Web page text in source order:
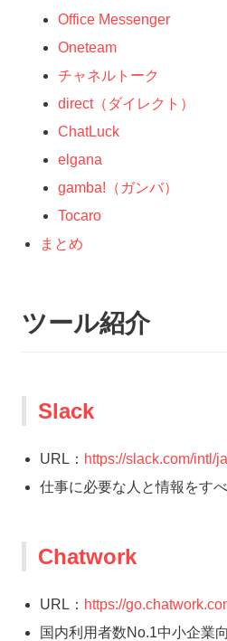
Office Messenger
Oneteam
チャネルトーク
direct（ダイレクト）
ChatLuck
elgana
gamba!（ガンバ）
Tocaro
まとめ
ツール紹介
Slack
URL： https://slack.com/intl/
仕事に必要な人と情報をす
Chatwork
URL： https://
国内利用者数No.1中小企業